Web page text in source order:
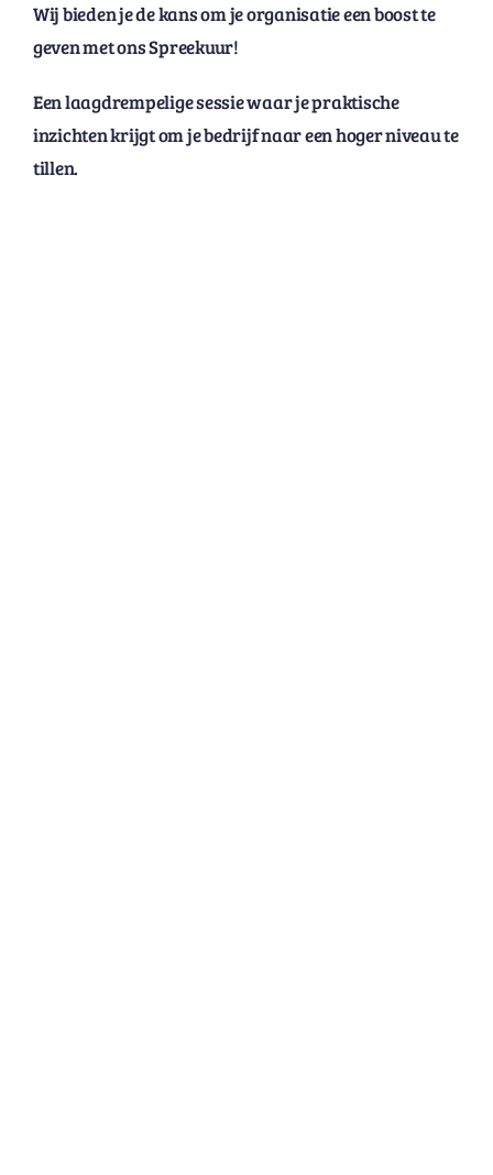
Wij bieden je de kans om je organisatie een boost te
geven met ons Spreekuur!
Een laagdrempelige sessie waar je praktische
inzichten krijgt om je bedrijf naar een hoger niveau te
tillen.